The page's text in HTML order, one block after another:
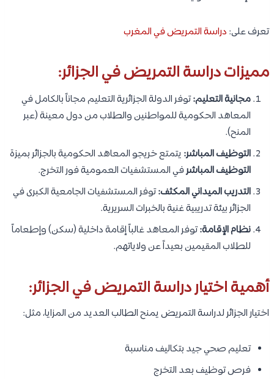
تعرف على: دراسة التمريض في المغرب
مميزات دراسة التمريض في الجزائر:
مجانية التعليم:توفر الدولة الجزائرية التعليم مجاناً بالكامل في
المعاهد الحكومية للمواطنين والطلاب من دول معينة (عبر
المنح).
التوظيف المباشر: يتمتع خريجو المعاهد الحكومية بالجزائر بميزة
التوظيف المباشرفي المستشفيات العمومية فور التخرج.
التدريب الميداني المكثف:توفر المستشفيات الجامعية الكبرى في
الجزائر بيئة تدريبية غنية بالخبرات السريرية.
نظام الإقامة:توفر المعاهد غالباً إقامة داخلية (سكن) وإطعاماً
للطلاب المقيمين بعيداً عن ولاياتهم.
أهمية اختيار دراسة التمريض في الجزائر:
اختيار الجزائر لدراسة التمريض يمنح الطالب العديد من المزايا، مثل:
تعليم صحي جيد بتكاليف مناسبة
فرص توظيف بعد التخرج